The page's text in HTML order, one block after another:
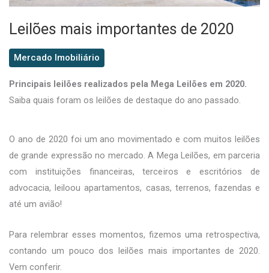
Leilões mais importantes de 2020
Mercado Imobiliário
Principais leilões realizados pela Mega Leilões em 2020.
Saiba quais foram os leilões de destaque do ano passado.
O ano de 2020 foi um ano movimentado e com muitos leilões
de grande expressão no mercado. A Mega Leilões, em parceria
com instituições financeiras, terceiros e escritórios de
advocacia, leiloou apartamentos, casas, terrenos, fazendas e
até um avião!
Para relembrar esses momentos, fizemos uma retrospectiva,
contando um pouco dos leilões mais importantes de 2020.
Vem conferir.